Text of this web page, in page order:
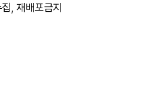
, 재배포금지